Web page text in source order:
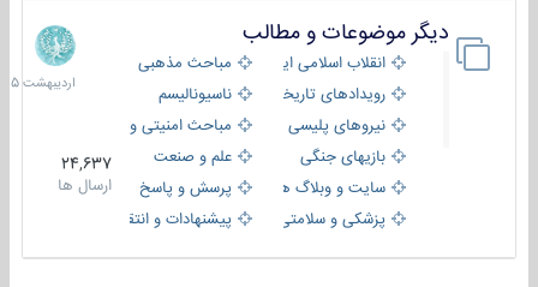
دیگر موضوعات و مطالب
انقلاب اسلامی ایران
مباحث مذهبی
رویدادهای تاریخی و مذهبیناسیونالیسم
نیروهای پلیسی
مباحث امنیتی و اطلاعاتی
بازیهای جنگی
علم و صنعت
سایت و وبلاگ ها
پرسش و پاسخ
پزشکی و سلامتی
پیشنهادات و انتقادات
24,637
ارسال ها
8
1405